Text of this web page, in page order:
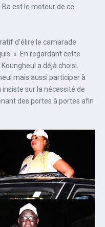
est le moteur de ce
d’élire le camarade
« En regardant cette
a déjà choisi.
mais aussi participer à
insiste sur la nécessité de
des portes à portes afin